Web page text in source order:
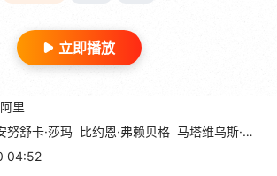
立即播放
里
努舒卡·莎玛 比约恩·弗赖贝格 马塔维乌斯·盖尔斯
04:52